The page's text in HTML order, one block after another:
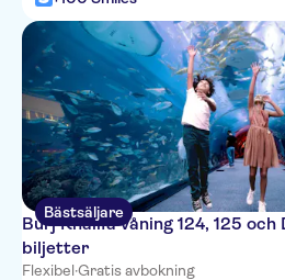
Bästsäljare
Burj Khalifa våning 124, 125
biljetter
Flexibel·Gratis avbokning